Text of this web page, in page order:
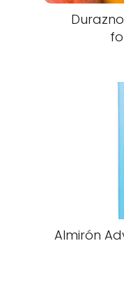
Almirón